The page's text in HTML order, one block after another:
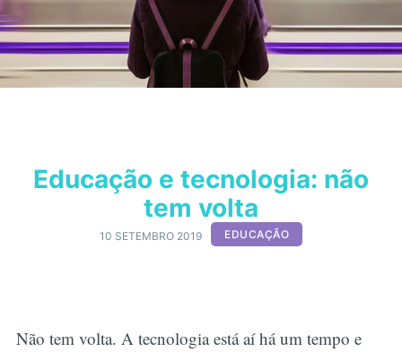
Educação e tecnologia: não
tem volta
10 SETEMBRO 2019 EDUCAÇÃO
Não tem volta. A tecnologia está aí há um tempo e